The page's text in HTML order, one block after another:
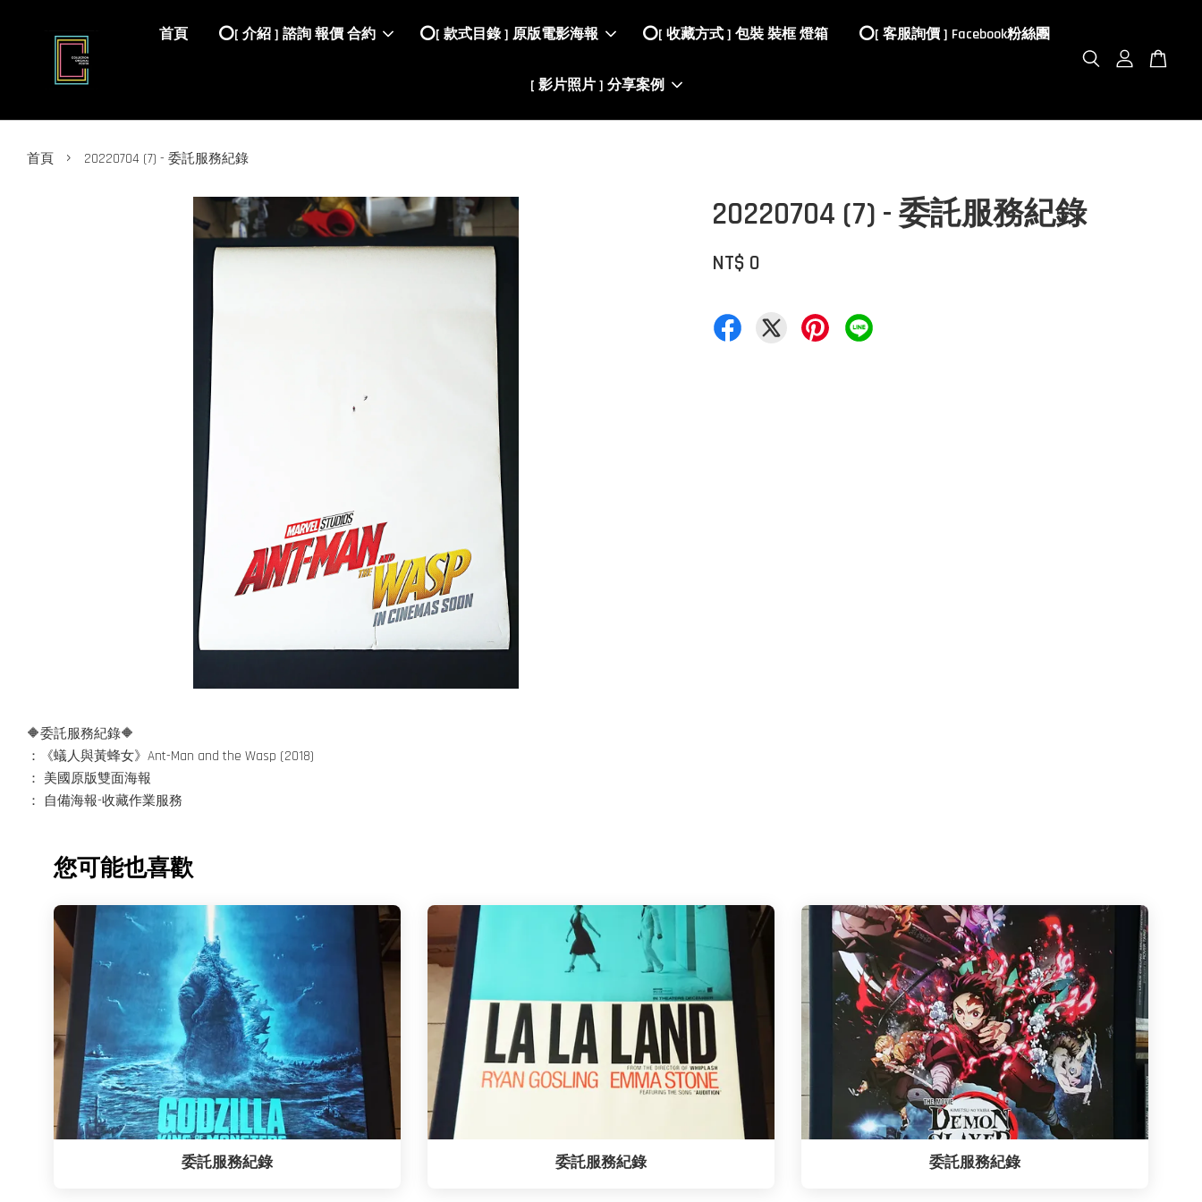
首頁 ⭕️[ 介紹 ] 諮詢 報價 合約 ⭕️[ 款式目錄 ] 原版電影海報 ⭕️[ 收藏方式 ] 包裝 裝框 燈箱 ⭕️[ 客服詢價 ] Facebook粉絲團
[ 影片照片 ] 分享案例
首頁 › 20220704 (7) - 委託服務紀錄
20220704 (7) - 委託服務紀錄
NT$ 0
🔶委託服務紀錄🔶
：《蟻人與黃蜂女》Ant-Man and the Wasp (2018)
： 美國原版雙面海報
： 自備海報-收藏作業服務
您可能也喜歡
委託服務紀錄 委託服務紀錄 委託服務紀錄